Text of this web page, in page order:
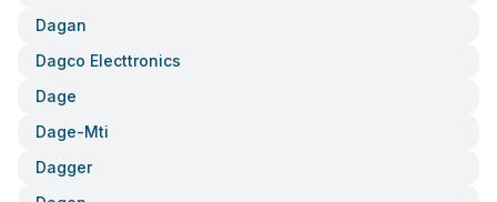
Dagan
Dagco Electtronics
Dage
Dage-Mti
Dagger